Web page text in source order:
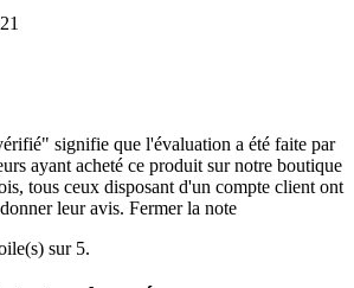
signifie que l'évaluation a été faite par
ayant acheté ce produit sur notre boutique
tous ceux disposant d'un compte client ont
leur avis. Fermer la note
sur 5.